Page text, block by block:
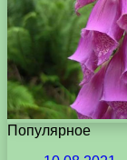
Популярное